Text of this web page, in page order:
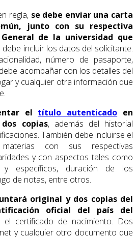
regla, se debe enviar una carta
junto con su respectiva
de la universidad que
debe incluir los datos del solicitante.
número de pasaporte,
acompañar con los detalles del
y cualquier otra información que
el título autenticado en
copias, además del historial
También debe incluirse el
con sus respectivas
y con aspectos tales como
y específicos, duración de los
de notas, entre otros.
original y dos copias del
oficial del país del
certificado de nacimiento. Dos
y cualquier otro documento que